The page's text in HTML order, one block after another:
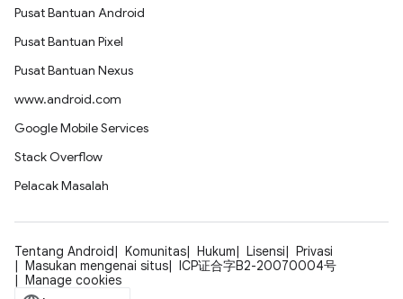
Pusat Bantuan Android
Pusat Bantuan Pixel
Pusat Bantuan Nexus
www.android.com
Google Mobile Services
Stack Overflow
Pelacak Masalah
Tentang Android Komunitas Hukum Lisensi
Privasi
Masukan mengenai situs
ICP证合字B2-20070004号
Manage cookies